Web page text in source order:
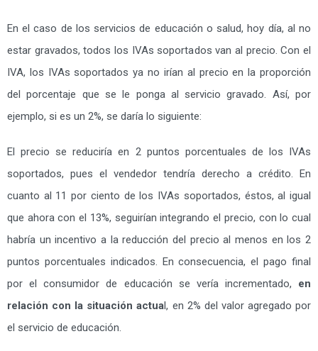
En el caso de los servicios de educación o salud, hoy día, al no
estar gravados, todos los IVAs soportados van al precio. Con el
IVA, los IVAs soportados ya no irían al precio en la proporción
del porcentaje que se le ponga al servicio gravado. Así, por
ejemplo, si es un 2%, se daría lo siguiente:
El precio se reduciría en 2 puntos porcentuales de los IVAs
soportados, pues el vendedor tendría derecho a crédito. En
cuanto al 11 por ciento de los IVAs soportados, éstos, al igual
que ahora con el 13%, seguirían integrando el precio, con lo cual
habría un incentivo a la reducción del precio al menos en los 2
puntos porcentuales indicados. En consecuencia, el pago final
por el consumidor de educación se vería incrementado, en
relación con la situación actual, en 2% del valor agregado por
el servicio de educación.